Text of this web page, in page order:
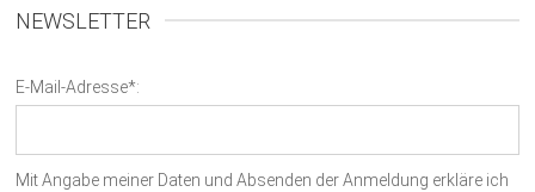
NEWSLETTER
E-Mail-Adresse*:
Mit Angabe meiner Daten und Absenden der Anmeldung erkläre ich